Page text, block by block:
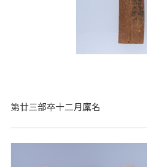
第廿三部卒十二月廩名